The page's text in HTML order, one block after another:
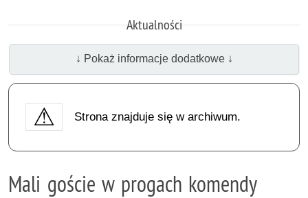
Aktualności
↓ Pokaż informacje dodatkowe ↓
Strona znajduje się w archiwum.
Mali goście w progach komendy